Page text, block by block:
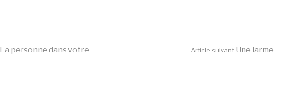
La personne dans votre
Article suivant Une larme